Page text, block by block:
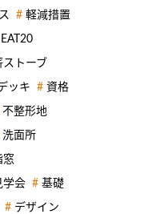
軽減措置
ストーブ
ッキ 資格
不整形地
洗面所
窓
学会 基礎
デザイン